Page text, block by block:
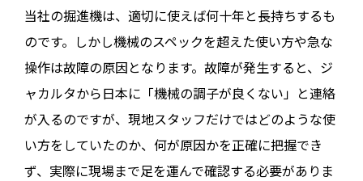
当社の掘進機は、適切に使えば何十年と長持ちするも
のです。しかし機械のスペックを超えた使い方や急な
操作は故障の原因となります。故障が発生すると、ジ
ャカルタから日本に「機械の調子が良くない」と連絡
が入るのですが、現地スタッフだけではどのような使
い方をしていたのか、何が原因かを正確に把握でき
ず、実際に現場まで足を運んで確認する必要がありま